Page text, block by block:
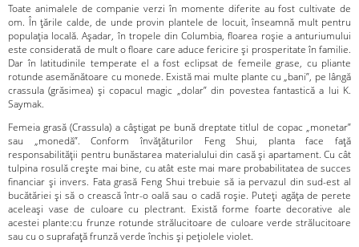
Toate animalele de companie verzi în momente diferite au fost cultivate de
om. În țările calde, de unde provin plantele de locuit, înseamnă mult pentru
populația locală. Așadar, în tropele din Columbia, floarea roșie a anturiumului
este considerată de mult o floare care aduce fericire și prosperitate în familie.
Dar în latitudinile temperate el a fost eclipsat de femeile grase, cu pliante
rotunde asemănătoare cu monede. Există mai multe plante cu „bani”, pe lângă
crassula (grăsimea) și copacul magic „dolar” din povestea fantastică a lui K.
Saymak.
Femeia grasă (Crassula) a câștigat pe bună dreptate titlul de copac „monetar”
sau „monedă”. Conform învățăturilor Feng Shui, planta face față
responsabilității pentru bunăstarea materialului din casă și apartament. Cu cât
tulpina rosulă crește mai bine, cu atât este mai mare probabilitatea de succes
financiar și invers. Fata grasă Feng Shui trebuie să ia pervazul din sud-est al
bucătăriei și să o crească într-o oală sau o cadă roșie. Puteți agăța de perete
aceleași vase de culoare cu plectrant. Există forme foarte decorative ale
acestei plante:cu frunze rotunde strălucitoare de culoare verde strălucitoare
sau cu o suprafață frunză verde închis și pețiolele violet.